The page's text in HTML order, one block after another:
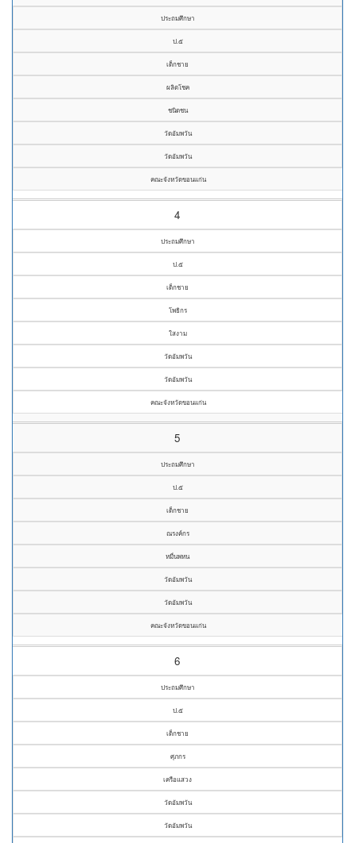
ประถมศึกษา
ป.๕
เด็กชาย
ผลิตโชค
ชนิดชน
วัดอัมพวัน
วัดอัมพวัน
คณะจังหวัดขอนแก่น
4
ประถมศึกษา
ป.๕
เด็กชาย
โพธิกร
ใสงาม
วัดอัมพวัน
วัดอัมพวัน
คณะจังหวัดขอนแก่น
5
ประถมศึกษา
ป.๕
เด็กชาย
ณรงค์กร
หมื่นพหน
วัดอัมพวัน
วัดอัมพวัน
คณะจังหวัดขอนแก่น
6
ประถมศึกษา
ป.๕
เด็กชาย
ศุภกร
เครือแสวง
วัดอัมพวัน
วัดอัมพวัน